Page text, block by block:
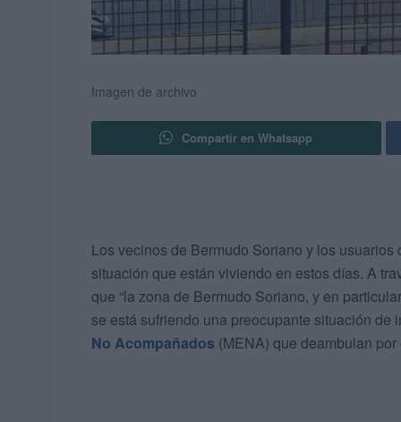
Imagen de archivo
Compartir en Whatsapp
Los vecinos de Bermudo Soriano y los usuarios
situación que están viviendo en estos días. A
que “la zona de Bermudo Soriano, y en
se está sufriendo una preocupante situación
No Acompañados (MENA) que deambulan por